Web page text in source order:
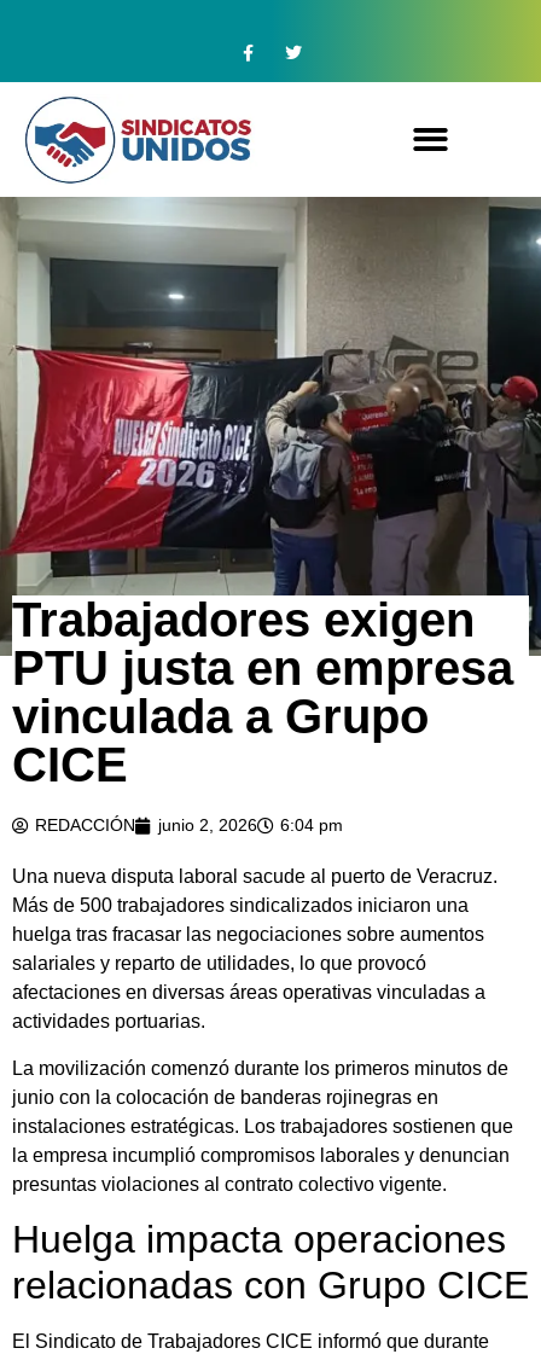
Trabajadores exigen
PTU justa en empresa
vinculada a Grupo
CICE
REDACCIÓN junio 2, 2026 6:04 pm
Una nueva disputa laboral sacude al puerto de Veracruz.
Más de 500 trabajadores sindicalizados iniciaron una
huelga tras fracasar las negociaciones sobre aumentos
salariales y reparto de utilidades, lo que provocó
afectaciones en diversas áreas operativas vinculadas a
actividades portuarias.
La movilización comenzó durante los primeros minutos de
junio con la colocación de banderas rojinegras en
instalaciones estratégicas. Los trabajadores sostienen que
la empresa incumplió compromisos laborales y denuncian
presuntas violaciones al contrato colectivo vigente.
Huelga impacta operaciones
relacionadas con Grupo CICE
El Sindicato de Trabajadores CICE informó que durante